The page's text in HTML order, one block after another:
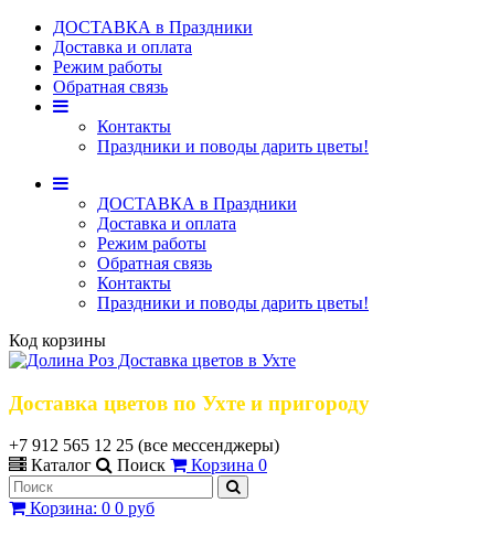
ДОСТАВКА в Праздники
Доставка и оплата
Режим работы
Обратная связь
Контакты
Праздники и поводы дарить цветы!
ДОСТАВКА в Праздники
Доставка и оплата
Режим работы
Обратная связь
Контакты
Праздники и поводы дарить цветы!
Код корзины
Доставка цветов по Ухте и пригороду
+7 912 565 12 25 (все мессенджеры)
Каталог
Поиск Корзина 0
Корзина: 0 0 руб